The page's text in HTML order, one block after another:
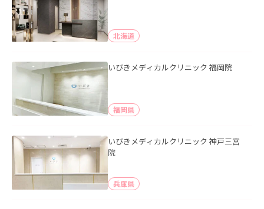
北海道
いびきメディカルクリニック 福岡院
福岡県
いびきメディカルクリニック 神戸三宮
院
兵庫県